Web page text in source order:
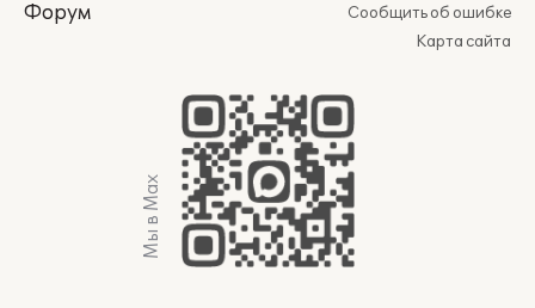
Форум
Сообщить об ошибке
Карта сайта
Мы в Max